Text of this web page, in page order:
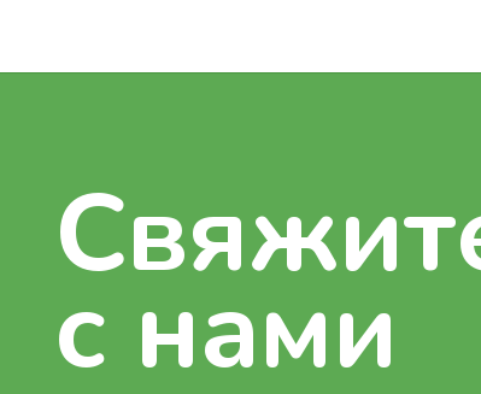
Ваш телефон
я согласен с
политикой конфиденциальности